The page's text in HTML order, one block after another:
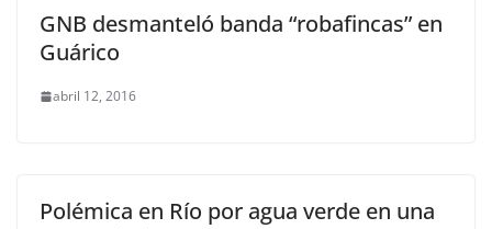
GNB desmanteló banda “robafincas” en
Guárico
abril 12, 2016
Polémica en Río por agua verde en una